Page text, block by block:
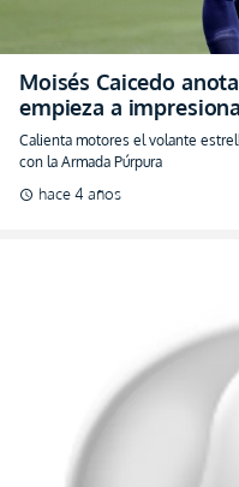
Moisés Caicedo
empieza a
Calienta motores el volante
con la Armada Púrpura
schedule hace 4 años